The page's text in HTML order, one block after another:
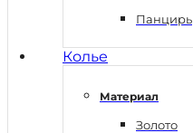
Панцирь
Колье
Материал
Золото